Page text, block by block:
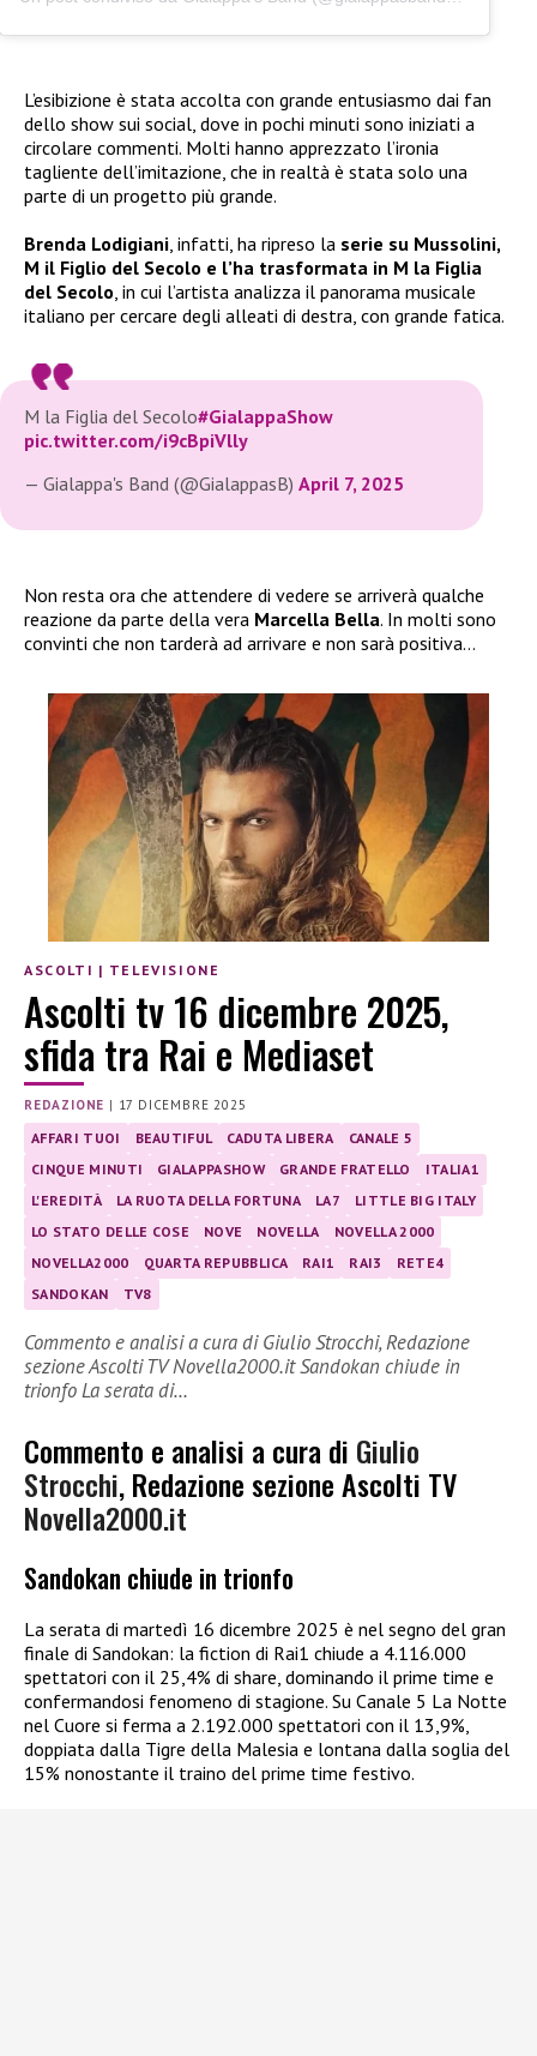
L’esibizione è stata accolta con grande entusiasmo dai fan
dello show sui social, dove in pochi minuti sono iniziati a
circolare commenti. Molti hanno apprezzato l’ironia
tagliente dell’imitazione, che in realtà è stata solo una
parte di un progetto più grande.
Brenda Lodigiani , infatti, ha ripreso la serie su Mussolini,
M il Figlio del Secolo e l’ha trasformata in M la Figlia
del Secolo , in cui l’artista analizza il panorama musicale
italiano per cercare degli alleati di destra, con grande fatica.
M la Figlia del Secolo#GialappaShow
pic.twitter.com/i9cBpiVlly
— Gialappa's Band (@GialappasB) April 7, 2025
Non resta ora che attendere di vedere se arriverà qualche
reazione da parte della vera Marcella Bella. In molti sono
convinti che non tarderà ad arrivare e non sarà positiva…
ASCOLTI | TELEVISIONE
Ascolti tv 16 dicembre 2025,
sfida tra Rai e Mediaset
REDAZIONE | 17 DICEMBRE 2025
AFFARI TUOI BEAUTIFUL CADUTA LIBERA
CANALE 5
CINQUE MINUTI
GIALAPPASHOW GRANDE FRATELLO
ITALIA1
L'EREDITÀ
LA RUOTA DELLA FORTUNA LA7
LITTLE BIG ITALY
LO STATO DELLE COSE
NOVE NOVELLA
NOVELLA 2000
NOVELLA2000
QUARTA REPUBBLICA RAI1 RAI3
RETE4
SANDOKAN
TV8
Commento e analisi a cura di Giulio Strocchi, Redazione
sezione Ascolti TV Novella2000.it Sandokan chiude in
trionfo La serata di…
Commento e analisi a cura di Giulio
Strocchi, Redazione sezione Ascolti TV
Novella2000.it
Sandokan chiude in trionfo
La serata di martedì 16 dicembre 2025 è nel segno del gran
finale di Sandokan: la fiction di Rai1 chiude a 4.116.000
spettatori con il 25,4% di share, dominando il prime time e
confermandosi fenomeno di stagione. Su Canale 5 La Notte
nel Cuore si ferma a 2.192.000 spettatori con il 13,9%,
doppiata dalla Tigre della Malesia e lontana dalla soglia del
15% nonostante il traino del prime time festivo.​